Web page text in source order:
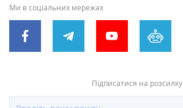
Ми в соціальних мережах
Підписатися на розсилку